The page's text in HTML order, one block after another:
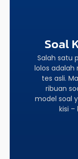
Soal
Salah satu
lolos adalah
tes asli.
ribuan
model soal
kisi –